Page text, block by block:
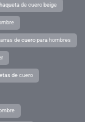
de cuero beige
de cuero para hombres
de cuero